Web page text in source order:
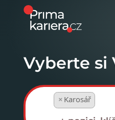
Vyberte si
× Karosář